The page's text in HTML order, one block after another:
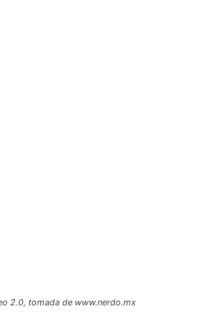
2.0, tomada de www.nerdo.mx